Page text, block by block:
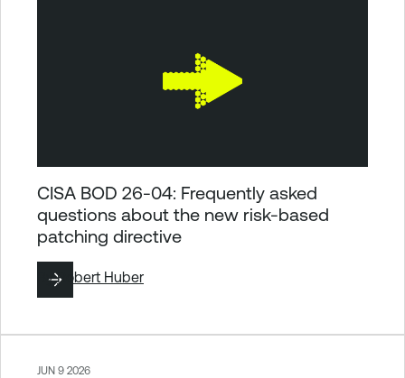
CISA BOD 26-04: Frequently asked
questions about the new risk-based
patching directive
ByRobert Huber
JUN 9 2026